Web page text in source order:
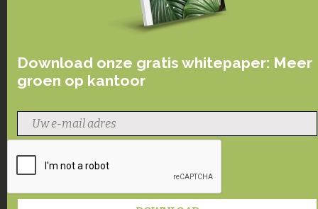
Download onze gratis whitepaper: Meer
groen op kantoor